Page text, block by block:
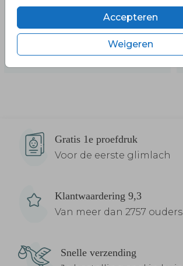
Accepteren
Weigeren
Gratis 1e proefdruk
Voor de eerste glimlach
Klantwaardering 9,3
Van meer dan 2757 ouders
Snelle verzending